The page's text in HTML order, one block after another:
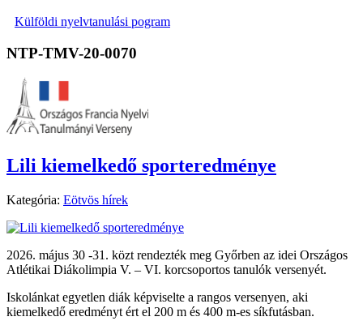
Külföldi nyelvtanulási pogram
NTP-TMV-20-0070
Lili kiemelkedő sporteredménye
Kategória: Eötvös hírek
2026. május 30 -31. közt rendezték meg Győrben az idei Országos
Atlétikai Diákolimpia V. – VI. korcsoportos tanulók versenyét.
Iskolánkat egyetlen diák képviselte a rangos versenyen, aki
kiemelkedő eredményt ért el 200 m és 400 m-es síkfutásban.